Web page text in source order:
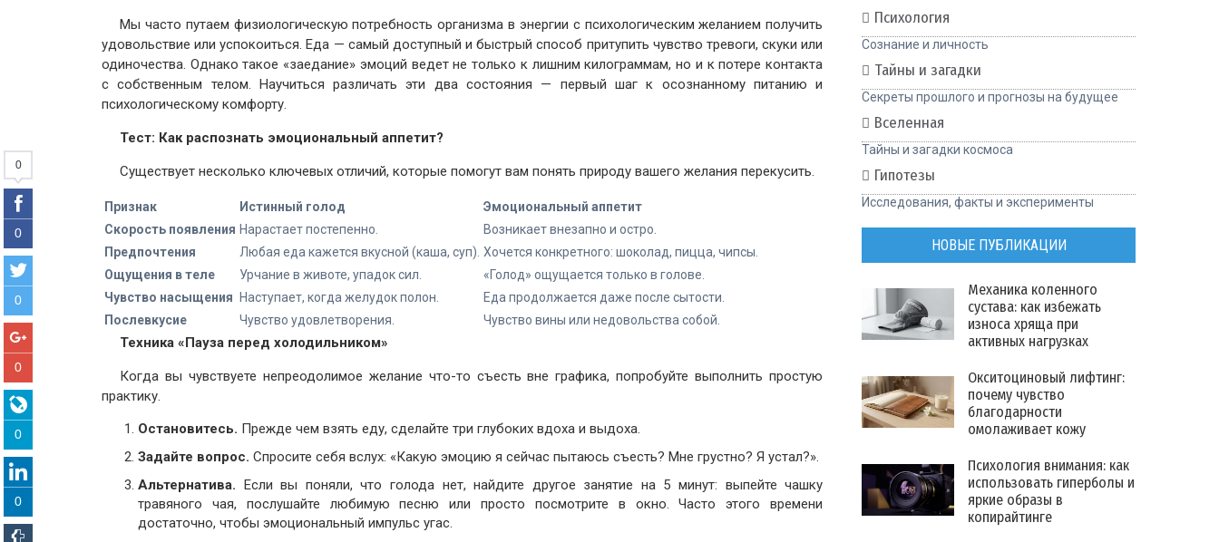
Мы часто путаем физиологическую потребность организма в энергии с психологическим желанием получить
удовольствие или успокоиться. Еда — самый доступный и быстрый способ притупить чувство тревоги, скуки или
одиночества. Однако такое «заедание» эмоций ведет не только к лишним килограммам, но и к потере контакта
с собственным телом. Научиться различать эти два состояния — первый шаг к осознанному питанию и
психологическому комфорту.
Тест: Как распознать эмоциональный аппетит?
Существует несколько ключевых отличий, которые помогут вам понять природу вашего желания перекусить.
Признак Истинный голод
Эмоциональный аппетит
Скорость появления Нарастает постепенно.
Возникает внезапно и остро.
Предпочтения
Любая еда кажется вкусной (каша, суп). Хочется конкретного: шоколад, пицца, чипсы.
Ощущения в теле
Урчание в животе, упадок сил.
«Голод» ощущается только в голове.
Чувство насыщения
Наступает, когда желудок полон.
Еда продолжается даже после сытости.
Послевкусие
Чувство удовлетворения. Чувство вины или недовольства собой.
Техника «Пауза перед холодильником»
Когда вы чувствуете непреодолимое желание что-то съесть вне графика, попробуйте выполнить простую
практику.
Остановитесь. Прежде чем взять еду, сделайте три глубоких вдоха и выдоха.
Задайте вопрос. Спросите себя вслух: «Какую эмоцию я сейчас пытаюсь съесть? Мне грустно? Я устал?».
Альтернатива. Если вы поняли, что голода нет, найдите другое занятие на 5 минут: выпейте чашку
травяного чая, послушайте любимую песню или просто посмотрите в окно. Часто этого времени
достаточно, чтобы эмоциональный импульс угас.
Психология
Сознание и личность
Тайны и загадки
Секреты прошлого и прогнозы на будущее
Вселенная
Тайны и загадки космоса
Гипотезы
Исследования, факты и эксперименты
НОВЫЕ ПУБЛИКАЦИИ
Механика коленного
сустава: как избежать
износа хряща при
активных нагрузках
Окситоциновый лифтинг:
почему чувство
благодарности
омолаживает кожу
Психология внимания: как
использовать гиперболы и
яркие образы в
копирайтинге
0
0
0
0
0
0